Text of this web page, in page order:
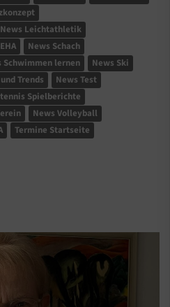
News Leichtathletik
News Schach
Schwimmen lernen
News Ski
Trends
News Test
Spielberichte
News Volleyball
Termine Startseite